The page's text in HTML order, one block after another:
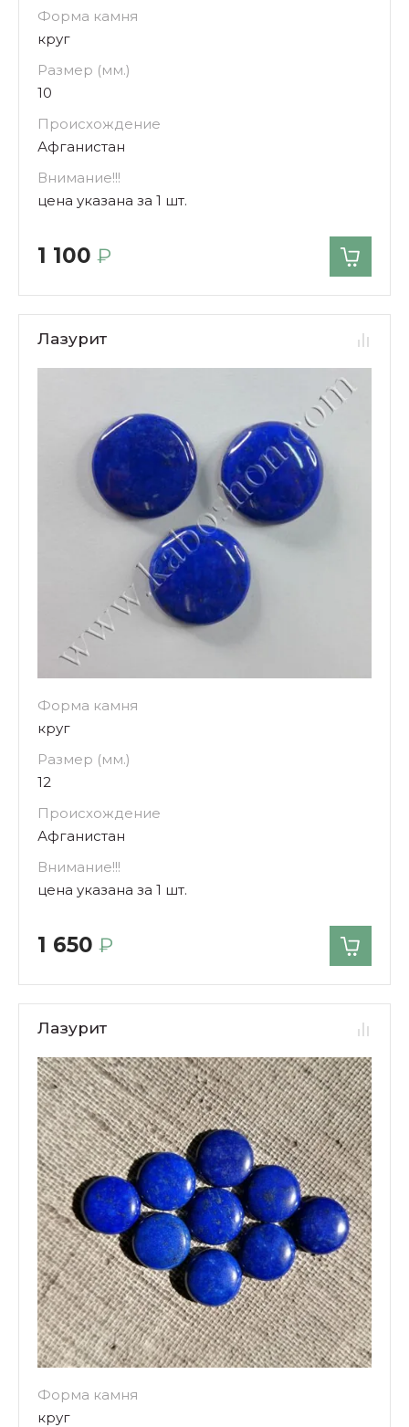
Форма камня
круг
Размер (мм.)
10
Происхождение
Афганистан
Внимание!!!
цена указана за 1 шт.
1 100 ₽
Лазурит
Форма камня
круг
Размер (мм.)
12
Происхождение
Афганистан
Внимание!!!
цена указана за 1 шт.
1 650 ₽
Лазурит
Форма камня
круг